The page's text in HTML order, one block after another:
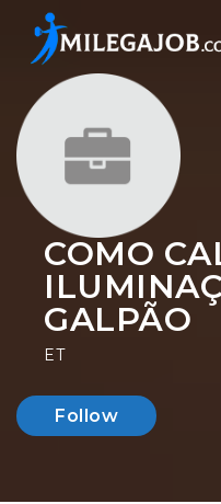
COMO
GALPÃO
ET
Follow